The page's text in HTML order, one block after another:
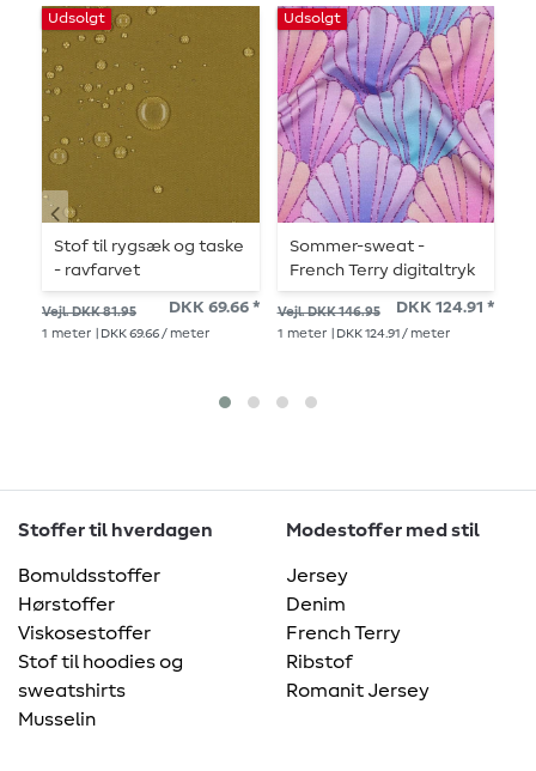
Udsolgt
Stof til rygsæk og taske
- ravfarvet
Vejl. DKK 81.95 DKK 69.66 *
1 meter | DKK 69.66 / meter
Udsolgt
Sommer-sweat -
French Terry digitaltryk
skaller lavendel
Vejl. DKK 146.95 DKK 124.91 *
1 meter | DKK 124.91 / meter
Stoffer til hverdagen
Bomuldsstoffer
Hørstoffer
Viskosestoffer
Stof til hoodies og
sweatshirts
Musselin
Modestoffer med stil
Jersey
Denim
French Terry
Ribstof
Romanit Jersey